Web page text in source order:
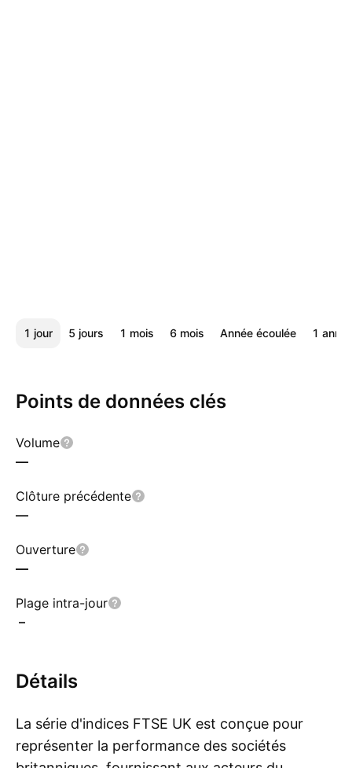
1 jour 5 jours 1 mois 6 mois Année écoulée 1
Points de données clés
Volume
—
Clôture précédente
—
Ouverture
—
Plage intra-jour
–
Détails
La série d'indices FTSE UK est conçue pour
représenter la performance des sociétés